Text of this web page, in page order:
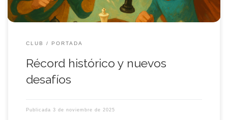
CLUB PORTADA
Récord histórico y nuevos
desafíos
Publicada 3 de noviembre de 2025